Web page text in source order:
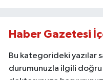
Haber Gazetesi
Bu kategorideki yazılar
durumunuzla ilgili